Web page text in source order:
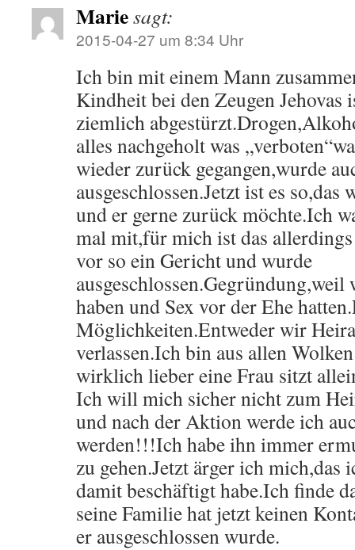
Mariesagt:
2015-04-27 um 8:34 Uhr
Ich bin mit einem Mann
Kindheit bei den Zeugen Jehovas
ziemlich
alles nachgeholt was
wieder zurück gegangen,wurde
ausgeschlossen.Jetzt ist es
und er gerne zurück möchte.Ich
mal mit,für mich ist das
vor so ein Gericht und wurde
ausgeschlossen.Gegründung,weil
haben und Sex vor der Ehe
Möglichkeiten.Entweder wir
verlassen.Ich bin aus allen
wirklich lieber eine Frau sitzt
Ich will mich sicher nicht zum
und nach der Aktion werde ich
werden!!!Ich habe ihn immer
zu gehen.Jetzt ärger ich
damit beschäftigt habe.Ich finde
seine Familie hat jetzt keinen
er ausgeschlossen wurde.